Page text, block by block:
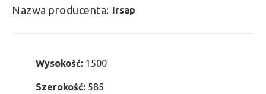
Nazwa producenta: Irsap
Wysokość: 1500
Szerokość: 585